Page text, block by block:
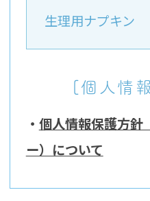
生理用ナプキン
[個人情
・ 個人情報保護方針
ー）について